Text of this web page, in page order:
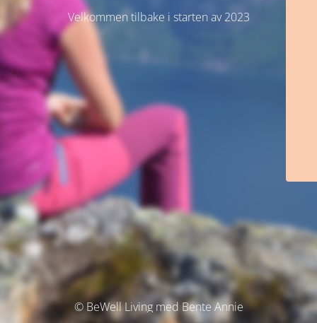
Velkommen tilbake i starten av 2023
© BeWell Living med Bente Annie